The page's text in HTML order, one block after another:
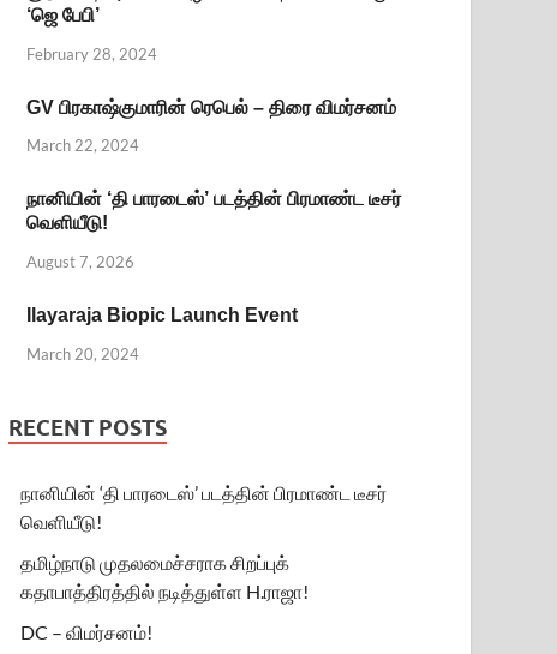
‘ஜெ பேபி’
February 28, 2024
GV பிரகாஷ்குமாரின் ரெபெல் – திரை விமர்சனம்
March 22, 2024
நானியின் ‘தி பாரடைஸ்’ படத்தின் பிரமாண்ட டீசர்
வெளியீடு!
August 7, 2026
Ilayaraja Biopic Launch Event
March 20, 2024
RECENT POSTS
நானியின் ‘தி பாரடைஸ்’ படத்தின் பிரமாண்ட டீசர்
வெளியீடு!
தமிழ்நாடு முதலமைச்சராக சிறப்புக்
கதாபாத்திரத்தில் நடித்துள்ள H.ராஜா!
DC – விமர்சனம்!